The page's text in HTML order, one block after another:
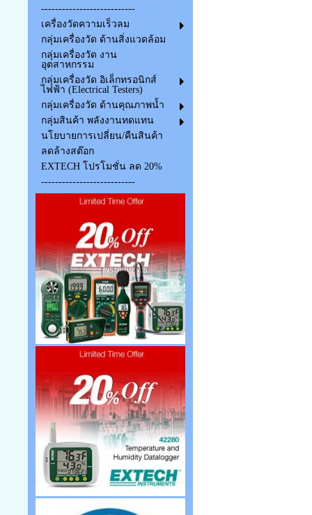
---------------------------
เครื่องวัดความเร็วลม
กลุ่มเครื่องวัด ด้านสิ่งแวดล้อม
กลุ่มเครื่องวัด งาน
อุตสาหกรรม
กลุ่มเครื่องวัด อิเล็กทรอนิกส์
ไฟฟ้า (Electrical Testers)
กลุ่มเครื่องวัด ด้านคุณภาพน้ำ
กลุ่มสินค้า พลังงานทดแทน
นโยบายการเปลี่ยน/คืนสินค้า
ลดล้างสต๊อก
EXTECH โปรโมชั่น ลด 20%
---------------------------